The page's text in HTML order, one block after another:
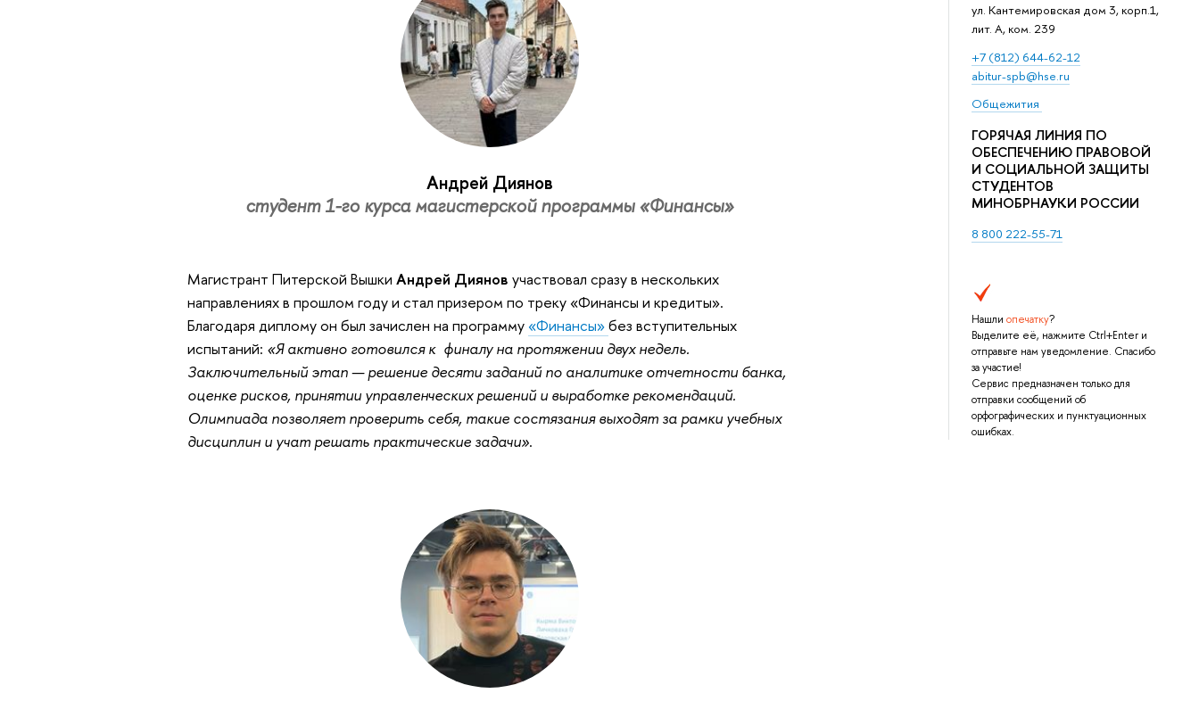
ул. Кантемировская дом 3, корп.1,
лит. А, ком. 239
+7 (812) 644-62-12
abitur-spb@hse.ru
Общежития
ГОРЯЧАЯ ЛИНИЯ ПО
ОБЕСПЕЧЕНИЮ ПРАВОВОЙ
И СОЦИАЛЬНОЙ ЗАЩИТЫ
СТУДЕНТОВ
МИНОБРНАУКИ РОССИИ
8 800 222-55-71
Нашли опечатку?
Выделите её, нажмите Ctrl+Enter и
отправьте нам уведомление. Спасибо
за участие!
Сервис предназначен только для
отправки сообщений об
орфографических и пунктуационных
ошибках.
Андрей Диянов
студент 1-го курса магистерской программы «Финансы»
Магистрант Питерской Вышки Андрей Диянов участвовал сразу в нескольких
направлениях в прошлом году и стал призером по треку «Финансы и кредиты».
Благодаря диплому он был зачислен на программу «Финансы»без вступительных
испытаний: «Я активно готовился к финалу на протяжении двух недель.
Заключительный этап — решение десяти заданий по аналитике отчетности банка,
оценке рисков, принятии управленческих решений и выработке рекомендаций.
Олимпиада позволяет проверить себя, такие состязания выходят за рамки учебных
дисциплин и учат решать практические задачи».